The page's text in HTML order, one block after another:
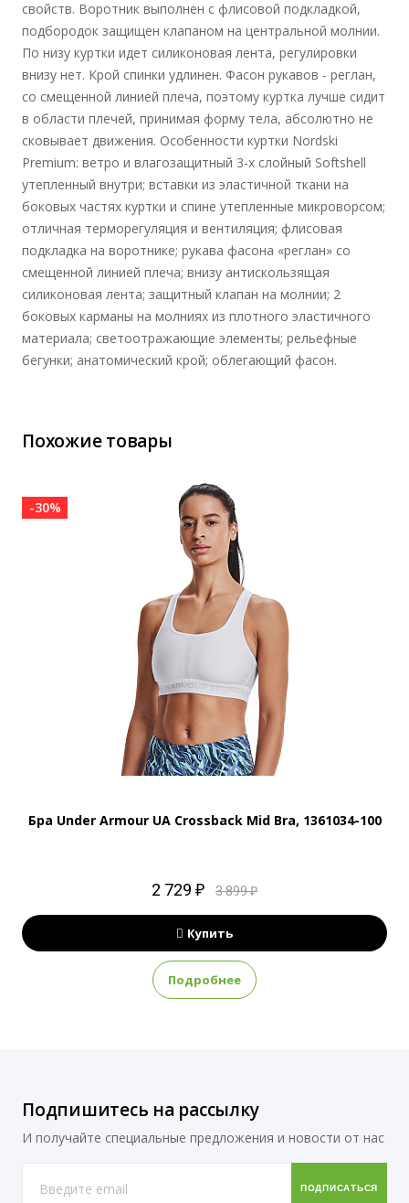
свойств. Воротник выполнен с флисовой подкладкой,
подбородок защищен клапаном на центральной молнии.
По низу куртки идет силиконовая лента, регулировки
внизу нет. Крой спинки удлинен. Фасон рукавов - реглан,
со смещенной линией плеча, поэтому куртка лучше сидит
в области плечей, принимая форму тела, абсолютно не
сковывает движения. Особенности куртки Nordski
Premium: ветро и влагозащитный 3-х слойный Softshell
утепленный внутри; вставки из эластичной ткани на
боковых частях куртки и спине утепленные микроворсом;
отличная терморегуляция и вентиляция; флисовая
подкладка на воротнике; рукава фасона «реглан» со
смещенной линией плеча; внизу антискользящая
силиконовая лента; защитный клапан на молнии; 2
боковых карманы на молниях из плотного эластичного
материала; светоотражающие элементы; рельефные
бегунки; анатомический крой; облегающий фасон.
Похожие товары
-30%
Бра Under Armour UA Crossback Mid Bra, 1361034-100
2 729 ₽ 3 899 ₽
Купить
Подробнее
Подпишитесь на рассылку
И получайте специальные предложения и новости от нас